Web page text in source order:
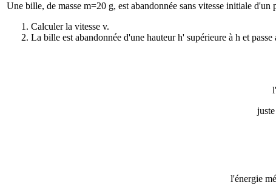
Une bille, de masse m=20 g, est abandonnée sans vitesse initiale
Calculer la vitesse v.
La bille est abandonnée d'une hauteur h' supérieure à h et
l'énergie